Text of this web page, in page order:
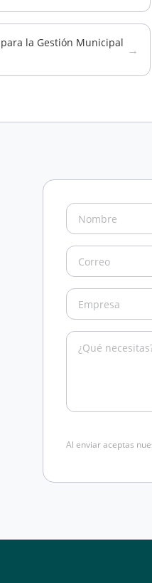
la Gestión Municipal →
Al enviar aceptas